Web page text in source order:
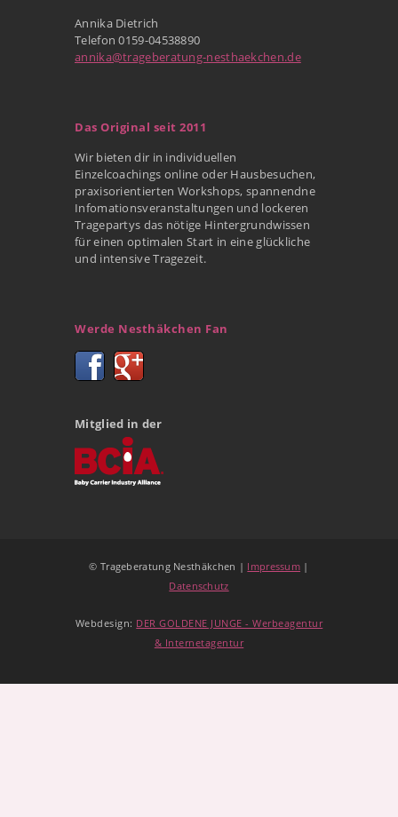
Annika Dietrich
Telefon 0159-04538890
annika@trageberatung-nesthaekchen.de
Das Original seit 2011
Wir bieten dir in individuellen
Einzelcoachings online oder Hausbesuchen,
praxisorientierten Workshops, spannendne
Infomationsveranstaltungen und lockeren
Tragepartys das nötige Hintergrundwissen
für einen optimalen Start in eine glückliche
und intensive Tragezeit.
Werde Nesthäkchen Fan
Mitglied in der
© Trageberatung Nesthäkchen | Impressum |
Datenschutz
Webdesign: DER GOLDENE JUNGE - Werbeagentur
& Internetagentur